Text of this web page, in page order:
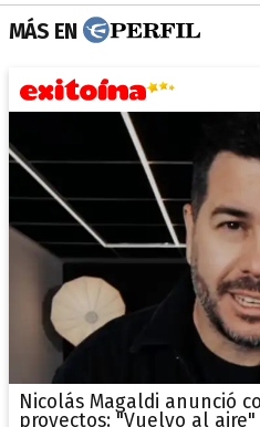
MÁS EN
Nicolás Magaldi anunció
proyectos: "Vuelvo al aire"